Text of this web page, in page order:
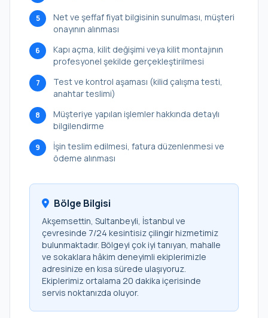
5
Net ve şeffaf fiyat bilgisinin sunulması, müşteri
onayının alınması
6
Kapı açma, kilit değişimi veya kilit montajının
profesyonel şekilde gerçekleştirilmesi
7
Test ve kontrol aşaması (kilid çalışma testi,
anahtar teslimi)
8
Müşteriye yapılan işlemler hakkında detaylı
bilgilendirme
9
İşin teslim edilmesi, fatura düzenlenmesi ve
ödeme alınması
Bölge Bilgisi
Akşemsettin, Sultanbeyli, İstanbul ve
çevresinde 7/24 kesintisiz çilingir hizmetimiz
bulunmaktadır. Bölgeyi çok iyi tanıyan, mahalle
ve sokaklara hâkim deneyimli ekiplerimizle
adresinize en kısa sürede ulaşıyoruz.
Ekiplerimiz ortalama 20 dakika içerisinde
servis noktanızda oluyor.